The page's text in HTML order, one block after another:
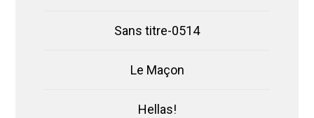
Sans titre-0514
Le Maçon
Hellas!